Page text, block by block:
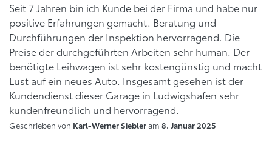
Seit 7 Jahren bin ich Kunde bei der Firma und habe nur
positive Erfahrungen gemacht. Beratung und
Durchführungen der Inspektion hervorragend. Die
Preise der durchgeführten Arbeiten sehr human. Der
benötigte Leihwagen ist sehr kostengünstig und macht
Lust auf ein neues Auto. Insgesamt gesehen ist der
Kundendienst dieser Garage in Ludwigshafen sehr
kundenfreundlich und hervorragend.
Geschrieben von Karl-Werner Siebleram 8. Januar 2025